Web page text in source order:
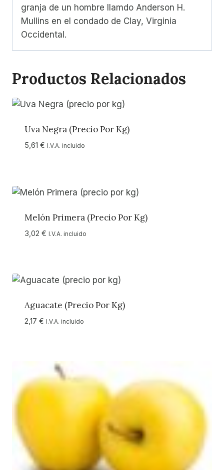
granja de un hombre llamdo Anderson H.
Mullins en el condado de Clay, Virginia
Occidental.
Productos Relacionados
Uva Negra (precio Por Kg)
5,61 € I.V.A. incluido
Melón Primera (precio Por Kg)
3,02 € I.V.A. incluido
Aguacate (precio Por Kg)
2,17 € I.V.A. incluido